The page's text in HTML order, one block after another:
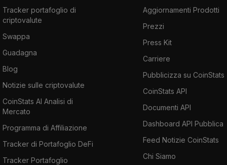
Tracker portafoglio di
criptovalute
Swappa
Guadagna
Blog
Notizie sulle criptovalute
CoinStats AI Analisi di
Mercato
Programma di Affiliazione
Tracker di Portafoglio DeFi
Tracker Portafoglio
Aggiornamenti Prodotti
Prezzi
Press Kit
Carriere
Pubblicizza su CoinStats
CoinStats API
Documenti API
Dashboard API Pubblica
Feed Notizie CoinStats
Chi Siamo